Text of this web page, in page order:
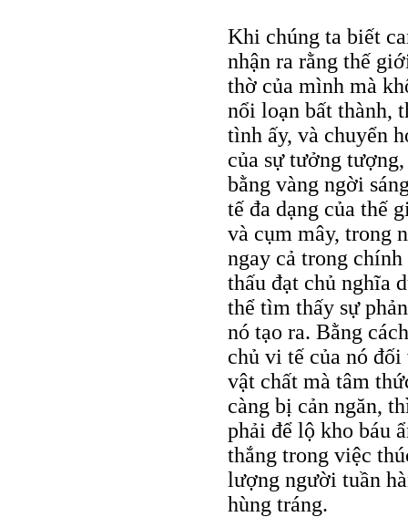
Khi chúng ta biết
nhận ra rằng thế
thờ của mình mà
nổi loạn bất thành,
tình ấy, và chuyển
của sự tưởng
bằng vàng ngời
tế đa dạng của thế
và cụm mây, trong
ngay cả trong
thấu đạt chủ nghĩa
thể tìm thấy sự
nó tạo ra. Bằng
chủ vi tế của nó
vật chất mà tâm
càng bị cản ngăn,
phải để lộ kho báu
thắng trong việc
lượng người tuần
hùng tráng.